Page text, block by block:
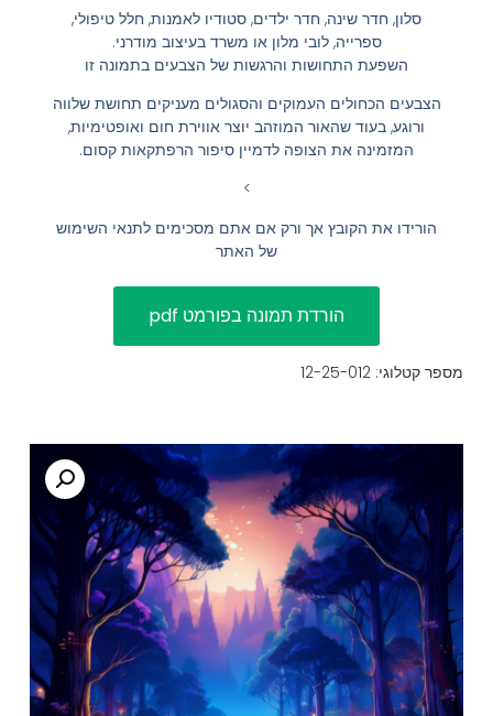
הוסף קו תחתון לקישורים
סמן קישורים
לאפס
את
האפשרויות
השארת משוב
הצהרת נגישות
סלון, חדר שינה, חדר ילדים, סטודיו לאמנות, חלל טיפולי,
ספרייה, לובי מלון או משרד בעיצוב מודרני.
השפעת התחושות והרגשות של הצבעים בתמונה זו
הצבעים הכחולים העמוקים והסגולים מעניקים תחושת שלווה
ורוגע, בעוד שהאור המוזהב יוצר אווירת חום ואופטימיות,
המזמינה את הצופה לדמיין סיפור הרפתקאות קסום.
>
הורידו את הקובץ אך ורק אם אתם מסכימים לתנאי השימוש
של האתר
מספר קטלוגי: 12-25-012